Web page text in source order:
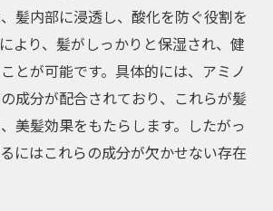
髪内部に浸透し、酸化を防ぐ役割を
より、髪がしっかりと保湿され、健
とが可能です。具体的には、アミノ
成分が配合されており、これらが髪
美髪効果をもたらします。したがっ
にはこれらの成分が欠かせない存在